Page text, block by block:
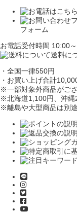
フォーム
お電話受付時間 10:00
送料に
・全国一律550円
・お買い上げ合計
※一部対象外商品がござ
※北海道1,100円、沖縄
※離島や大型商品は別